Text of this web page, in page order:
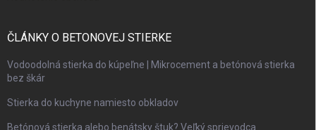
ČLÁNKY O BETONOVEJ STIERKE
Vodoodolná stierka do kúpeľne | Mikrocement a betónová stierka
bez škár
Stierka do kuchyne namiesto obkladov
Betónová stierka alebo benátsky štuk? Veľký sprievodca